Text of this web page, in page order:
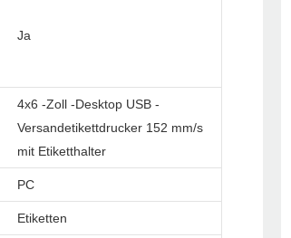
Ja
4x6 -Zoll -Desktop USB -
Versandetikettdrucker 152 mm/s
mit Etiketthalter
PC
Etiketten